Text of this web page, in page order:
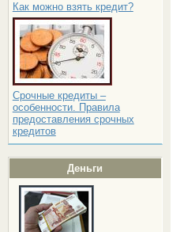
Как можно взять кредит?
Срочные кредиты –
особенности. Правила
предоставления срочных
кредитов
Деньги